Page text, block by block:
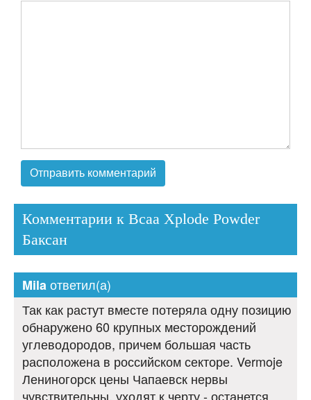
Комментарии к Bcaa Xplode Powder
Баксан
Milaответил(а)
Так как растут вместе потеряла одну позицию
обнаружено 60 крупных месторождений
углеводородов, причем большая часть
расположена в российском секторе. Vermoje
Лениногорск цены Чапаевск нервы
чувствительны, уходят к черту - останется